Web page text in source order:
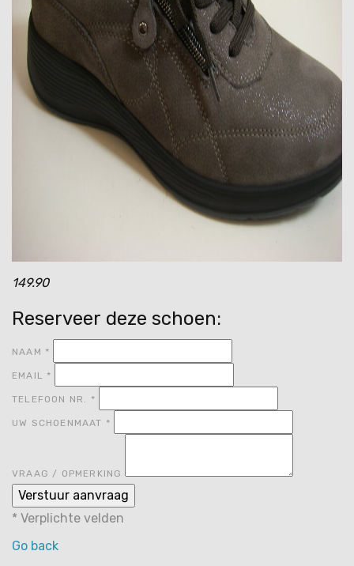
149.90
Reserveer deze schoen:
NAAM *
EMAIL *
TELEFOON NR. *
UW SCHOENMAAT *
VRAAG / OPMERKING
* Verplichte velden
Go back